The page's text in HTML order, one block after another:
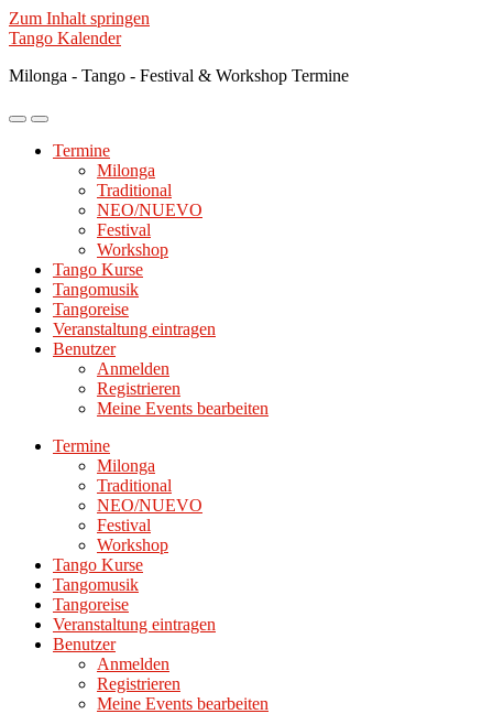
Zum Inhalt springen
Tango Kalender
Milonga - Tango - Festival & Workshop Termine
Mobile-
ein-/ausblenden
Suchfeld
ein-/ausblenden
Termine
Milonga
Traditional
NEO/NUEVO
Festival
Workshop
Tango Kurse
Tangomusik
Tangoreise
Veranstaltung eintragen
Benutzer
Anmelden
Registrieren
Meine Events bearbeiten
Termine
Milonga
Traditional
NEO/NUEVO
Festival
Workshop
Tango Kurse
Tangomusik
Tangoreise
Veranstaltung eintragen
Benutzer
Anmelden
Registrieren
Meine Events bearbeiten